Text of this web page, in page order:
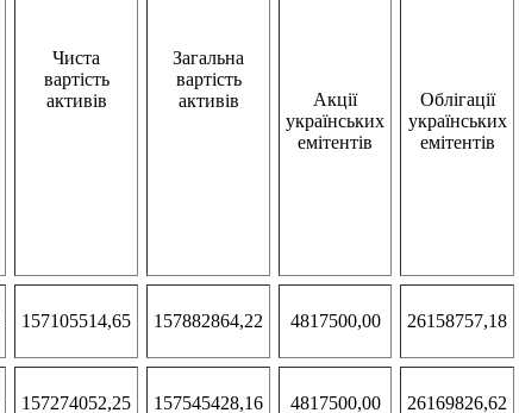
Чиста
вартість
активів
Загальна
вартість
активів
Акції
українських
емітентів
Облігації
українських
емітентів
157105514,65 157882864,22 4817500,00 26158757,18
157274052,25 157545428,16 4817500,00 26169826,62